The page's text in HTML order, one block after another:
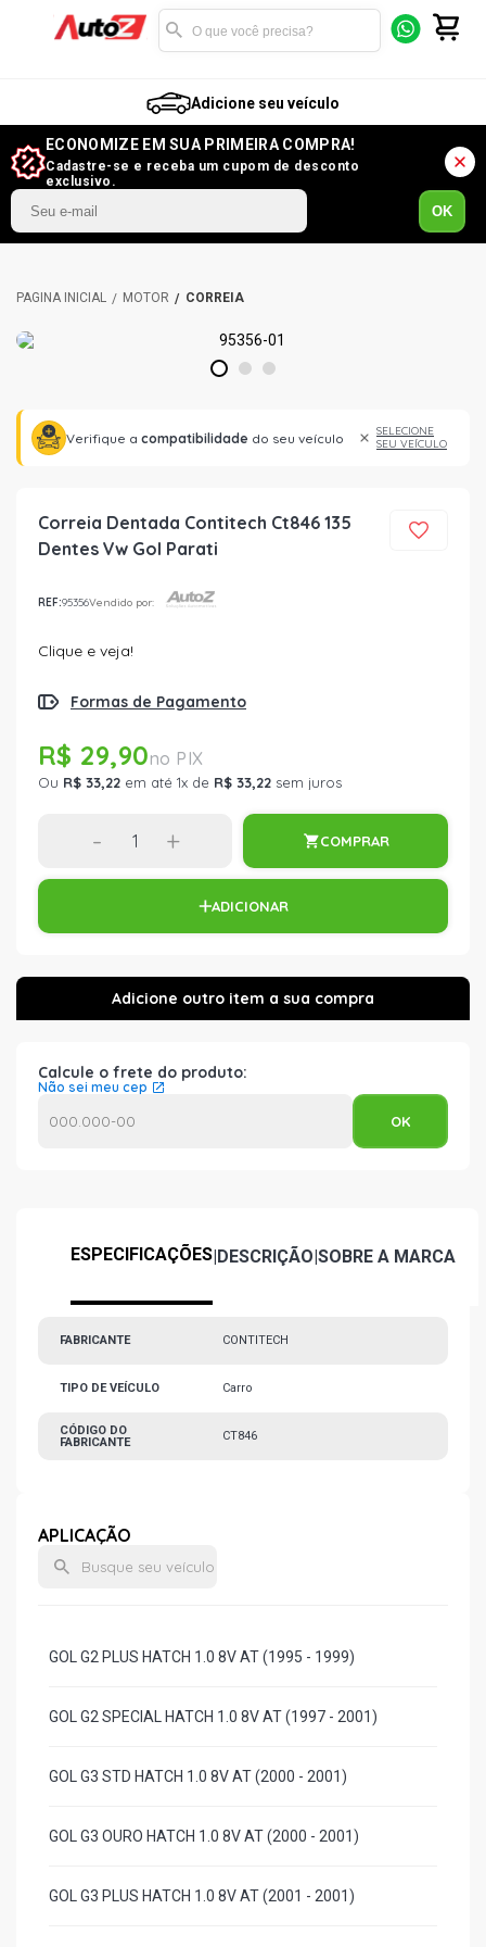
Adicione seu veículo
ECONOMIZE EM SUA PRIMEIRA COMPRA!
Cadastre-se e receba um cupom de desconto
exclusivo.
OK
MOTOR CORREIA
1 2 3
Verifique a compatibilidade do seu veículo
SELECIONE
SEU VEÍCULO
Correia Dentada Contitech Ct846 135
Dentes Vw Gol Parati
REF:95356Vendido por:
Clique e veja!
Formas de Pagamento
R$ 29,90
Ou R$ 33,22 em até 1x de R$ 33,22 sem juros
- + COMPRAR
ADICIONAR
Calcule o frete do produto:
Não sei meu cep
ESPECIFICAÇÕES|DESCRIÇÃO|SOBRE A MARCA
FABRICANTE CONTITECH
TIPO DE VEÍCULO Carro
CÓDIGO DO
FABRICANTE
CT846
APLICAÇÃO
GOL G2 PLUS HATCH 1.0 8V AT (1995 - 1999)
GOL G2 SPECIAL HATCH 1.0 8V AT (1997 - 2001)
GOL G3 STD HATCH 1.0 8V AT (2000 - 2001)
GOL G3 OURO HATCH 1.0 8V AT (2000 - 2001)
GOL G3 PLUS HATCH 1.0 8V AT (2001 - 2001)